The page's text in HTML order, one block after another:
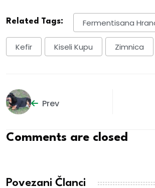
Related Tags: Fermentisana
Kefir Kiseli Kupu Zimnica
Prev
Comments are closed
Povezani Članci